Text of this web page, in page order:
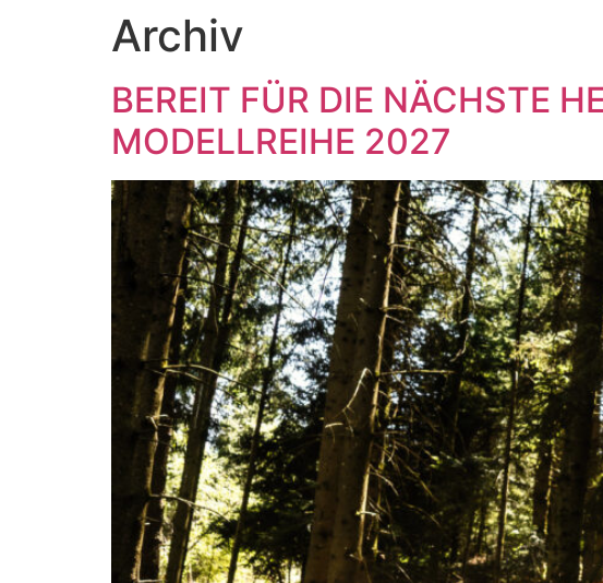
Archiv
BEREIT FÜR DIE NÄCHSTE
MODELLREIHE 2027